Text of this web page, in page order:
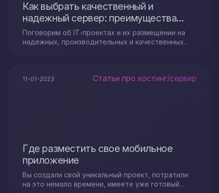
Как выбрать качественный и
надежный сервер: преимущества
Config43
Поговорим об IТ-проектах и их размещении на
надежных, производительных и качественных
11-01-2023 Статьи про хостинг/сервер
Где разместить свое мобильное
приложение
Вы создали свой уникальный проект, потратили
на это немало времени, имеете уже готовый